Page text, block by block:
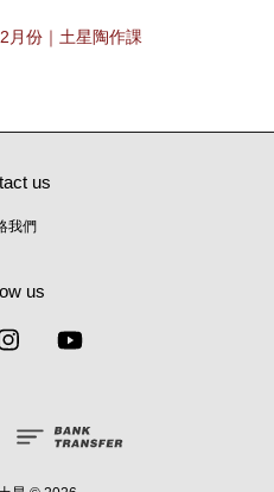
月份｜土星陶作課
us
我們
us
Instagram